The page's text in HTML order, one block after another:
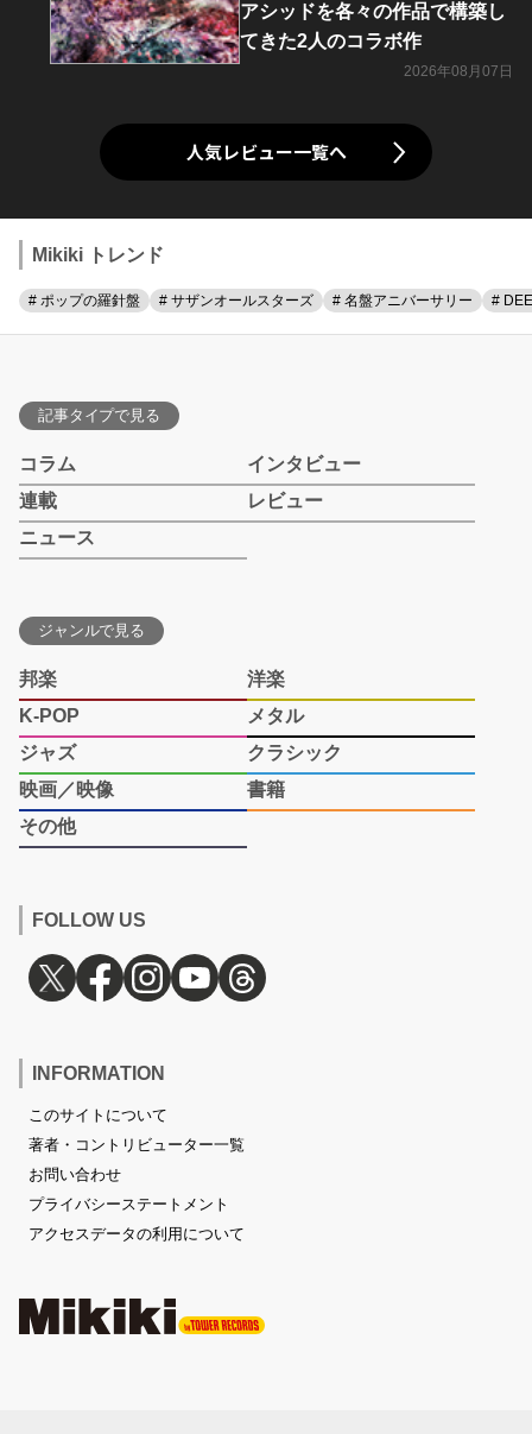
アシッドを各々の作品で構築し
てきた2人のコラボ作
2026年08月07日
人気レビュー一覧へ
Mikiki トレンド
# ポップの羅針盤 # サザンオールスターズ # 名盤アニバーサリー #
記事タイプで見る
コラム
インタビュー
連載
レビュー
ニュース
ジャンルで見る
邦楽
洋楽
K-POP
メタル
ジャズ
クラシック
映画／映像
書籍
その他
FOLLOW US
INFORMATION
このサイトについて
著者・コントリビューター一覧
お問い合わせ
プライバシーステートメント
アクセスデータの利用について